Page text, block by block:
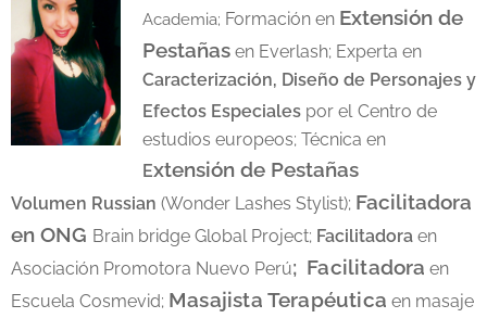
Academia; Formación en Extensión de
Pestañasen Everlash; Experta en
Caracterización, Diseño de Personajes y
Efectos Especiales por el Centro de
estudios europeos; Técnica en
Extensión de Pestañas
Volumen Russian (Wonder Lashes Stylist); Facilitadora
en ONG Brain bridge Global Project; Facilitadora en
Asociación Promotora Nuevo Perú; Facilitadora en
Escuela Cosmevid; Masajista Terapéutica en masaje